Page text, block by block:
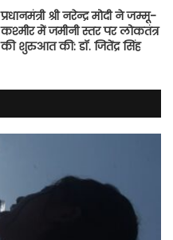
प्रधानमंत्री श्री नरेन्द्र मोदी ने जम्मू-
कश्मीर में जमीनी स्तर पर लोकतंत्र
की शुरुआत की: डॉ. जितेंद्र सिंह